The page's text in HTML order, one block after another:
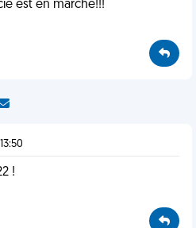
est en marche!!!
!